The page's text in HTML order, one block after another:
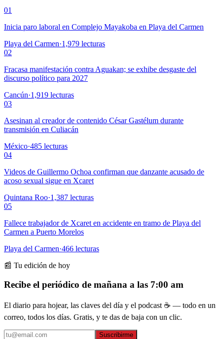
01
Inicia paro laboral en Complejo Mayakoba en Playa del Carmen
Playa del Carmen·1,979 lecturas
02
Fracasa manifestación contra Aguakan; se exhibe desgaste del
discurso político para 2027
Cancún·1,919 lecturas
03
Asesinan al creador de contenido César Gastélum durante
transmisión en Culiacán
México·485 lecturas
04
Videos de Guillermo Ochoa confirman que danzante acusado de
acoso sexual sigue en Xcaret
Quintana Roo·1,387 lecturas
05
Fallece trabajador de Xcaret en accidente en tramo de Playa del
Carmen a Puerto Morelos
Playa del Carmen·466 lecturas
📰 Tu edición de hoy
Recibe el periódico de mañana a las 7:00 am
El diario para hojear, las claves del día y el podcast ☕ — todo en un
correo, todos los días. Gratis, y te das de baja con un clic.
Suscribirme